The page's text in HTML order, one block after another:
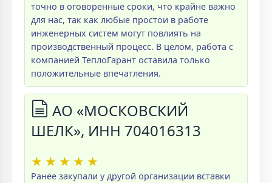
точно в оговоренные сроки, что крайне важно
для нас, так как любые простои в работе
инженерных систем могут повлиять на
производственный процесс. В целом, работа с
компанией ТеплоГарант оставила только
положительные впечатления.
АО «МОСКОВСКИЙ
ШЕЛК», ИНН 704016313
★ ★ ★ ★ ★
Ранее закупали у другой организации вставки